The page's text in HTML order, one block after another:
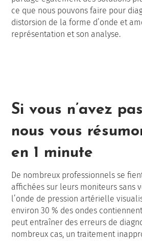
ce que nous pouvons faire pour
distorsion de la forme d’onde et
représentation et son analyse.
Si vous n’avez
nous vous
en 1 minute
De nombreux professionnels se
affichées sur leurs moniteurs sans
l’onde de pression artérielle
environ 30 % des ondes
peut entraîner des erreurs de
nombreux cas, un traitement